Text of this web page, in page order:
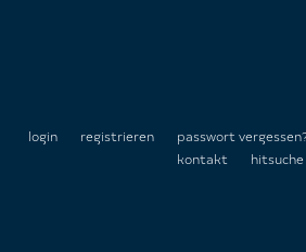
login registrieren passwort
kontakt
hitsuche